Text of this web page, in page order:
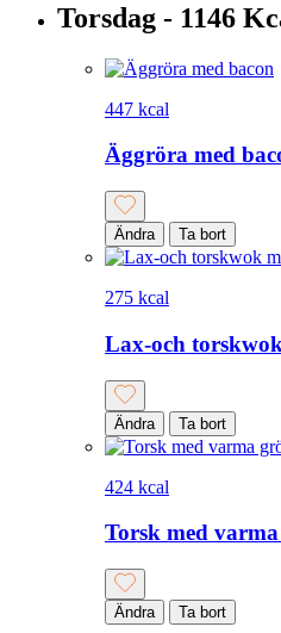
Torsdag - 1146
447 kcal
Äggröra med
Ändra Ta bort
275 kcal
Lax-och
Ändra Ta bort
424 kcal
Torsk med
Ändra Ta bort